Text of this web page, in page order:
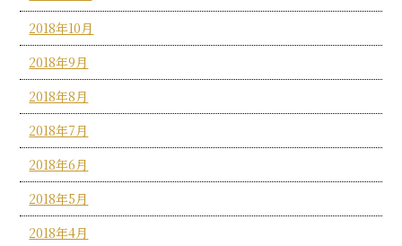
2018年10月
2018年9月
2018年8月
2018年7月
2018年6月
2018年5月
2018年4月